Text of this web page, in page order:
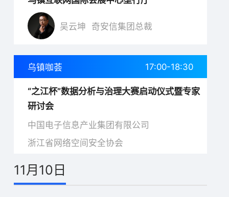
吴云坤 奇安信集团总裁
乌镇咖荟 17:00-18:30
“之江杯”数据分析与治理大赛启动仪式暨专家
研讨会
中国电子信息产业集团有限公司
浙江省网络空间安全协会
11月10日